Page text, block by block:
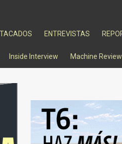
ENTREVISTAS
Inside Interview Machine Review